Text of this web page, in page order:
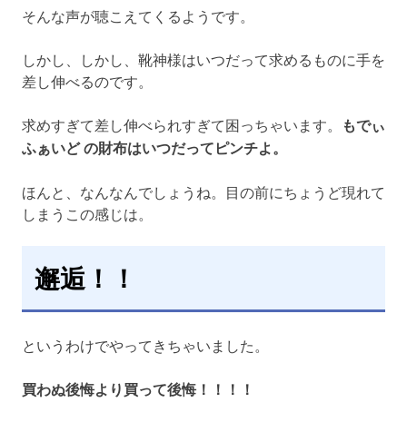
そんな声が聴こえてくるようです。
しかし、しかし、靴神様はいつだって求めるものに手を
差し伸べるのです。
求めすぎて差し伸べられすぎて困っちゃいます。
もでぃ
ふぁいど の財布はいつだってピンチよ。
ほんと、なんなんでしょうね。目の前にちょうど現れて
しまうこの感じは。
邂逅！！
というわけでやってきちゃいました。
買わぬ後悔より買って後悔！！！！